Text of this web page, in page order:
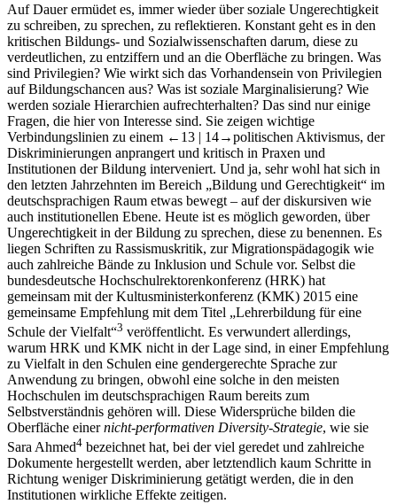
Auf Dauer ermüdet es, immer wieder über soziale Ungerechtigkeit
zu schreiben, zu sprechen, zu reflektieren. Konstant geht es in den
kritischen Bildungs- und Sozialwissenschaften darum, diese zu
verdeutlichen, zu entziffern und an die Oberfläche zu bringen. Was
sind Privilegien? Wie wirkt sich das Vorhandensein von Privilegien
auf Bildungschancen aus? Was ist soziale Marginalisierung? Wie
werden soziale Hierarchien aufrechterhalten? Das sind nur einige
Fragen, die hier von Interesse sind. Sie zeigen wichtige
Verbindungslinien zu einem ←13 | 14→politischen Aktivismus, der
Diskriminierungen anprangert und kritisch in Praxen und
Institutionen der Bildung interveniert. Und ja, sehr wohl hat sich in
den letzten Jahrzehnten im Bereich „Bildung und Gerechtigkeit“ im
deutschsprachigen Raum etwas bewegt – auf der diskursiven wie
auch institutionellen Ebene. Heute ist es möglich geworden, über
Ungerechtigkeit in der Bildung zu sprechen, diese zu benennen. Es
liegen Schriften zu Rassismuskritik, zur Migrationspädagogik wie
auch zahlreiche Bände zu Inklusion und Schule vor. Selbst die
bundesdeutsche Hochschulrektorenkonferenz (HRK) hat
gemeinsam mit der Kultusministerkonferenz (KMK) 2015 eine
gemeinsame Empfehlung mit dem Titel „Lehrerbildung für eine
Schule der Vielfalt“3 veröffentlicht. Es verwundert allerdings,
warum HRK und KMK nicht in der Lage sind, in einer Empfehlung
zu Vielfalt in den Schulen eine gendergerechte Sprache zur
Anwendung zu bringen, obwohl eine solche in den meisten
Hochschulen im deutschsprachigen Raum bereits zum
Selbstverständnis gehören will. Diese Widersprüche bilden die
Oberfläche einernicht-performativen Diversity-Strategie, wie sie
Sara Ahmed4 bezeichnet hat, bei der viel geredet und zahlreiche
Dokumente hergestellt werden, aber letztendlich kaum Schritte in
Richtung weniger Diskriminierung getätigt werden, die in den
Institutionen wirkliche Effekte zeitigen.